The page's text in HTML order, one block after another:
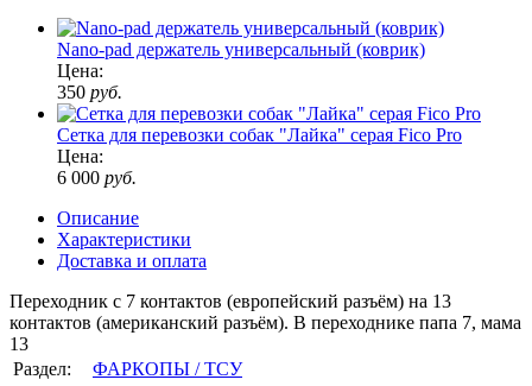
Nano-pad держатель универсальный (коврик)
Цена:
350 руб.
Сетка для перевозки собак "Лайка" серая Fico Pro
Цена:
6 000 руб.
Описание
Характеристики
Доставка и оплата
Переходник с 7 контактов (европейский разъём) на 13
контактов (американский разъём). В переходнике папа 7, мама
13
Раздел:
ФАРКОПЫ / ТСУ